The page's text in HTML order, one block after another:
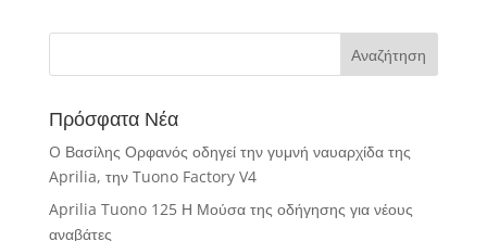
Πρόσφατα Νέα
O Βασίλης Ορφανός οδηγεί την γυμνή ναυαρχίδα της
Aprilia, την Tuono Factory V4
Aprilia Tuono 125 Η Μούσα της οδήγησης για νέους
αναβάτες